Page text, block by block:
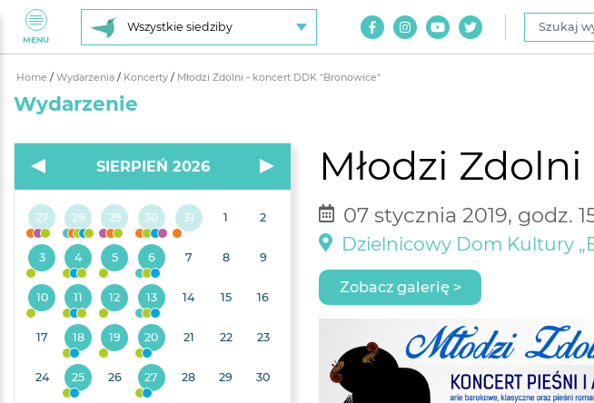
MENU
Wszystkie siedziby
Szukaj
Home / Wydarzenia / Koncerty / Młodzi Zdolni - koncert DDK "Bronowice"
Wydarzenie
Młodzi
07 stycznia 2019, godz.
Dzielnicowy Dom Kultury
Zobacz galerię >
SIERPIEŃ 2026
27 28 29 30 31 1 2
3 4 5 6 7 8 9
10 11 12 13 14 15 16
17 18 19 20 21 22 23
24 25 26 27 28 29 30